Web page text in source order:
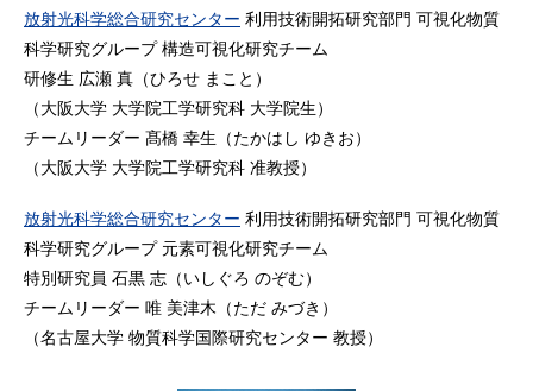
放射光科学総合研究センター 利用技術開拓研究部門 可視化物質
科学研究グループ 構造可視化研究チーム
研修生 広瀬 真（ひろせ まこと）
（大阪大学 大学院工学研究科 大学院生）
チームリーダー 髙橋 幸生（たかはし ゆきお）
（大阪大学 大学院工学研究科 准教授）
放射光科学総合研究センター 利用技術開拓研究部門 可視化物質
科学研究グループ 元素可視化研究チーム
特別研究員 石黒 志（いしぐろ のぞむ）
チームリーダー 唯 美津木（ただ みづき）
（名古屋大学 物質科学国際研究センター 教授）